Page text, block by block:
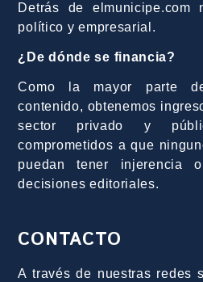
Detrás de
político y empresarial.
¿De dónde se financia?
Como la mayor parte
contenido, obtenemos
sector privado y
comprometidos a que
puedan tener injerencia
decisiones editoriales.
CONTACTO
A través de nuestras redes